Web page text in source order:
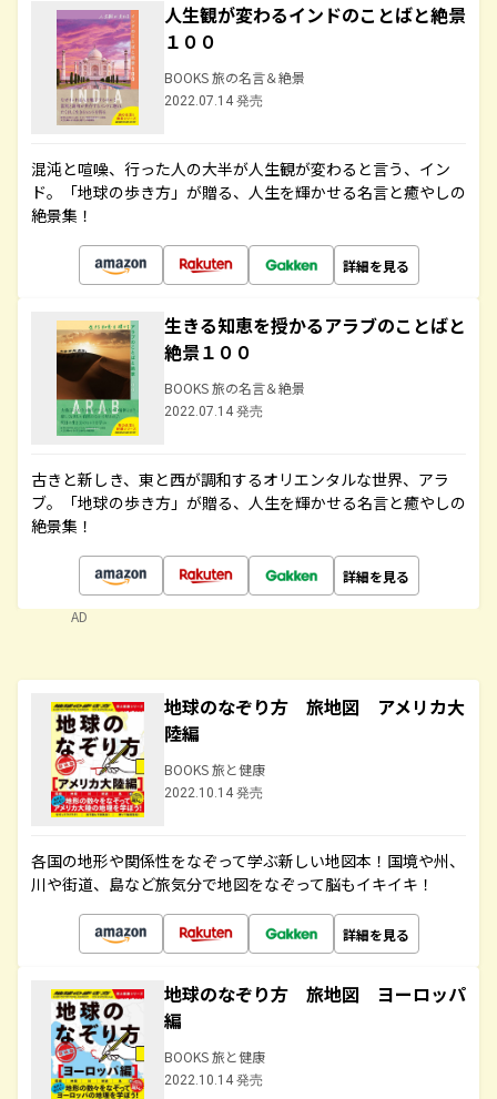
人生観が変わるインドのことばと絶景
１００
BOOKS 旅の名言＆絶景
2022.07.14 発売
混沌と喧噪、行った人の大半が人生観が変わると言う、イン
ド。「地球の歩き方」が贈る、人生を輝かせる名言と癒やしの
絶景集！
詳細を見る
生きる知恵を授かるアラブのことばと
絶景１００
BOOKS 旅の名言＆絶景
2022.07.14 発売
古きと新しき、東と西が調和するオリエンタルな世界、アラ
ブ。「地球の歩き方」が贈る、人生を輝かせる名言と癒やしの
絶景集！
詳細を見る
AD
地球のなぞり方 旅地図 アメリカ大
陸編
BOOKS 旅と健康
2022.10.14 発売
各国の地形や関係性をなぞって学ぶ新しい地図本！国境や州、
川や街道、島など旅気分で地図をなぞって脳もイキイキ！
詳細を見る
地球のなぞり方 旅地図 ヨーロッパ
編
BOOKS 旅と健康
2022.10.14 発売